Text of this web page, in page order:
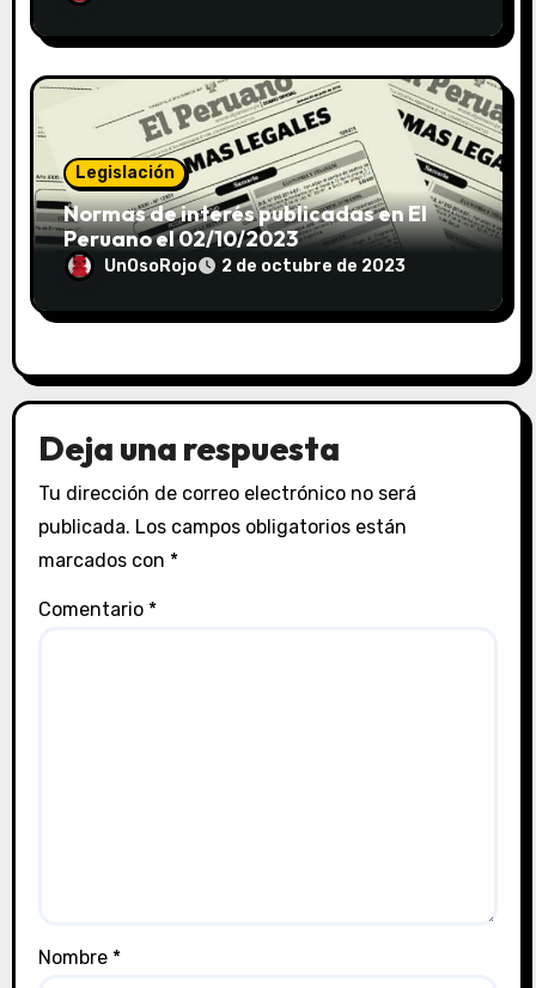
Legislación
Normas de interés publicadas en El
Peruano el 02/10/2023
UnOsoRojo 2 de octubre de 2023
Deja una respuesta
Tu dirección de correo electrónico no será
publicada. Los campos obligatorios están
marcados con *
Comentario *
Nombre *